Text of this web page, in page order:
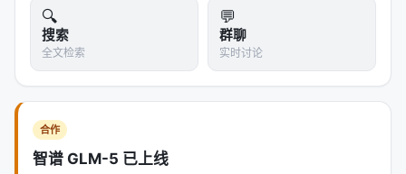
🔍
搜索
全文检索
💬
群聊
实时讨论
合作
智谱 GLM-5 已上线